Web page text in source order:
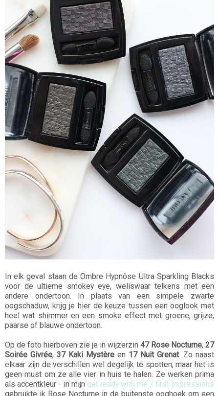
In elk geval staan de Ombre Hypnôse Ultra Sparkling Blacks
voor de ultieme smokey eye, weliswaar telkens met een
andere ondertoon. In plaats van een simpele zwarte
oogschaduw, krijg je hier de keuze tussen een ooglook met
heel wat shimmer en een smoke effect met groene, grijze,
paarse of blauwe ondertoon.
Op de foto hierboven zie je in wijzerzin 47 Rose Nocturne, 27
Soirée Givrée, 37 Kaki Mystère en 17 Nuit Grenat. Zo naast
elkaar zijn de verschillen wel degelijk te spotten, maar het is
geen must om ze alle vier in huis te halen. Ze werken prima
als accentkleur - in mijn get ready with me / first impressions
gebruikte ik Rose Nocturne in de buitenste ooghoek om een